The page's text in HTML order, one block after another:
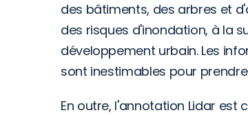
des bâtiments, des arbres et
des risques d'inondation, à la
développement urbain. Les
sont inestimables pour
En outre, l'annotation Lidar